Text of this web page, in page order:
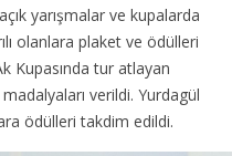
yarışmalar ve kupalarda
olanlara plaket ve ödülleri
Kupasında tur atlayan
verildi. Yurdagül
ödülleri takdim edildi.